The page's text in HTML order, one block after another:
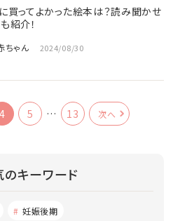
買ってよかった絵本は？読み聞かせ
紹介！
ちゃん 2024/08/30
4 5 … 13 次へ
のキーワード
妊娠後期